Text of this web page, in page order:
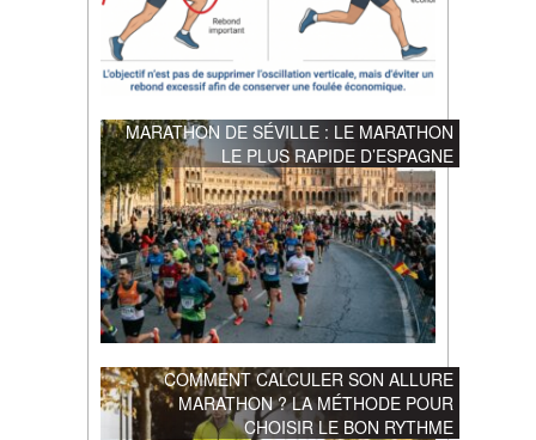
MARATHON DE SÉVILLE : LE MARATHON
LE PLUS RAPIDE D’ESPAGNE
COMMENT CALCULER SON ALLURE
MARATHON ? LA MÉTHODE POUR
CHOISIR LE BON RYTHME